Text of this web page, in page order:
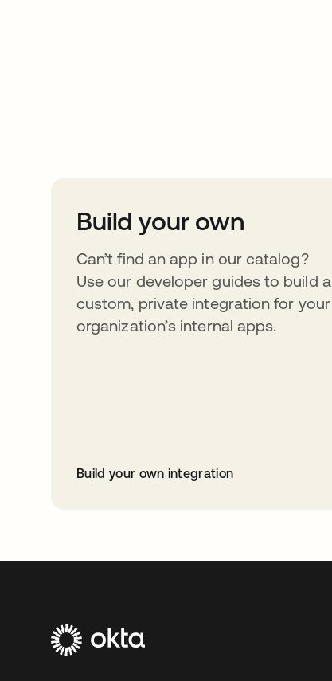
Build your own
Can’t find an app in our catalog?
Use our developer guides to build a
custom, private integration for your
organization’s internal apps.
Build your own integration